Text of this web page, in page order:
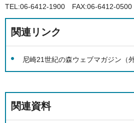
TEL:06-6412-1900 FAX:06-6412-0500
関連リンク
尼崎21世紀の森ウェブマガジン（
関連資料